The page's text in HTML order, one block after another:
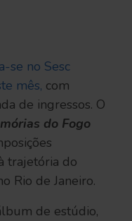
se no Sesc
mês, com
de ingressos. O
do Fogo
trajetória do
Rio de Janeiro.
de estúdio,